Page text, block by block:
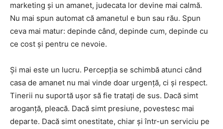
marketing și un amanet, judecata lor devine mai calmă.
Nu mai spun automat că amanetul e bun sau rău. Spun
ceva mai matur: depinde când, depinde cum, depinde cu
ce cost și pentru ce nevoie.
Și mai este un lucru. Percepția se schimbă atunci când
casa de amanet nu mai vinde doar urgență, ci și respect.
Tinerii nu suportă ușor să fie tratați de sus. Dacă simt
aroganță, pleacă. Dacă simt presiune, povestesc mai
departe. Dacă simt onestitate, chiar și într-un serviciu pe